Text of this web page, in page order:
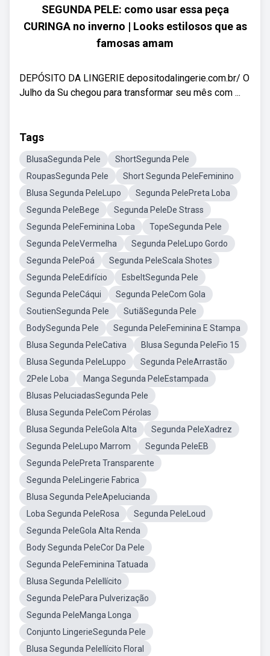
SEGUNDA PELE: como usar essa peça
CURINGA no inverno | Looks estilosos que as
famosas amam
DEPÓSITO DA LINGERIE depositodalingerie.com.br/ O
Julho da Su chegou para transformar seu mês com ...
Tags
BlusaSegunda Pele
ShortSegunda Pele
RoupasSegunda Pele
Short Segunda PeleFeminino
Blusa Segunda PeleLupo
Segunda PelePreta Loba
Segunda PeleBege
Segunda PeleDe Strass
Segunda PeleFeminina Loba
TopeSegunda Pele
Segunda PeleVermelha
Segunda PeleLupo Gordo
Segunda PelePoá
Segunda PeleScala Shotes
Segunda PeleEdifício
EsbeltSegunda Pele
Segunda PeleCáqui
Segunda PeleCom Gola
SoutienSegunda Pele
SutiãSegunda Pele
BodySegunda Pele
Segunda PeleFeminina E Stampa
Blusa Segunda PeleCativa
Blusa Segunda PeleFio 15
Blusa Segunda PeleLuppo
Segunda PeleArrastão
2Pele Loba
Manga Segunda PeleEstampada
Blusas PeluciadasSegunda Pele
Blusa Segunda PeleCom Pérolas
Blusa Segunda PeleGola Alta
Segunda PeleXadrez
Segunda PeleLupo Marrom
Segunda PeleEB
Segunda PelePreta Transparente
Segunda PeleLingerie Fabrica
Blusa Segunda PeleApelucianda
Loba Segunda PeleRosa
Segunda PeleLoud
Segunda PeleGola Alta Renda
Body Segunda PeleCor Da Pele
Segunda PeleFeminina Tatuada
Blusa Segunda PeleIlícito
Segunda PelePara Pulverização
Segunda PeleManga Longa
Conjunto LingerieSegunda Pele
Blusa Segunda PeleIlícito Floral